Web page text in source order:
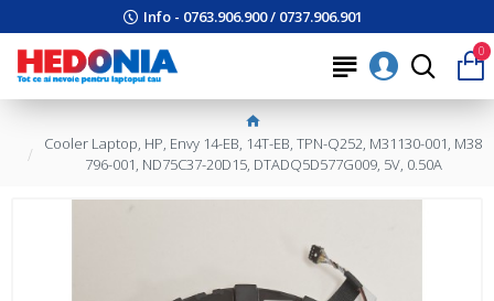
Info - 0763.906.900 / 0737.906.901
0
Cooler Laptop, HP, Envy 14-EB, 14T-EB, TPN-Q252, M31130-001, M38
796-001, ND75C37-20D15, DTADQ5D577G009, 5V, 0.50A